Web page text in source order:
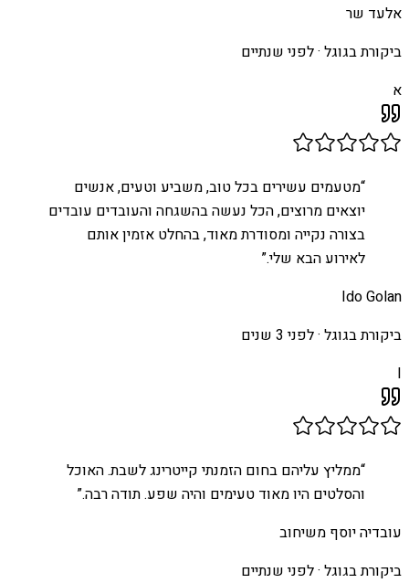
אלעד שר
ביקורת בגוגל ·לפני שנתיים
א
“מטעמים עשירים בכל טוב, משביע וטעים, אנשים
יוצאים מרוצים, הכל נעשה בהשגחה והעובדים עובדים
בצורה נקייה ומסודרת מאוד, בהחלט אזמין אותם
לאירוע הבא שלי.”
Ido Golan
ביקורת בגוגל ·לפני 3 שנים
I
“ממליץ עליהם בחום הזמנתי קייטרינג לשבת. האוכל
והסלטים היו מאוד טעימים והיה שפע. תודה רבה.”
עובדיה יוסף משיחוב
ביקורת בגוגל ·לפני שנתיים